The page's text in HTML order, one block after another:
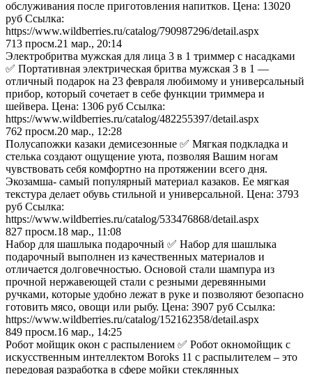
обслуживания после приготовления напитков. Цена: 13020
руб Ссылка:
https://www.wildberries.ru/catalog/790987296/detail.aspx
713 просм.21 мар., 20:14
Электробритва мужская для лица 3 в 1 триммер с насадками
✅ Портативная электрическая бритва мужская 3 в 1 —
отличный подарок на 23 февраля любимому и универсальный
прибор, который сочетает в себе функции триммера и
шейвера. Цена: 1306 руб Ссылка:
https://www.wildberries.ru/catalog/482255397/detail.aspx
762 просм.20 мар., 12:28
Полусапожки казаки демисезонные ✅ Мягкая подкладка и
стелька создают ощущение уюта, позволяя Вашим ногам
чувствовать себя комфортно на протяжении всего дня.
Экозамша- самый популярный материал казаков. Ее мягкая
текстура делает обувь стильной и универсальной. Цена: 3793
руб Ссылка:
https://www.wildberries.ru/catalog/533476868/detail.aspx
827 просм.18 мар., 11:08
Набор для шашлыка подарочный ✅ Набор для шашлыка
подарочный выполнен из качественных материалов и
отличается долговечностью. Основой стали шампура из
прочной нержавеющей стали с резными деревянными
ручками, которые удобно лежат в руке и позволяют безопасно
готовить мясо, овощи или рыбу. Цена: 3907 руб Ссылка:
https://www.wildberries.ru/catalog/152162358/detail.aspx
849 просм.16 мар., 14:25
Робот мойщик окон с распылением ✅ Робот окномойщик с
искусственным интеллектом Boroks 11 с распылителем – это
передовая разработка в сфере мойки стеклянных